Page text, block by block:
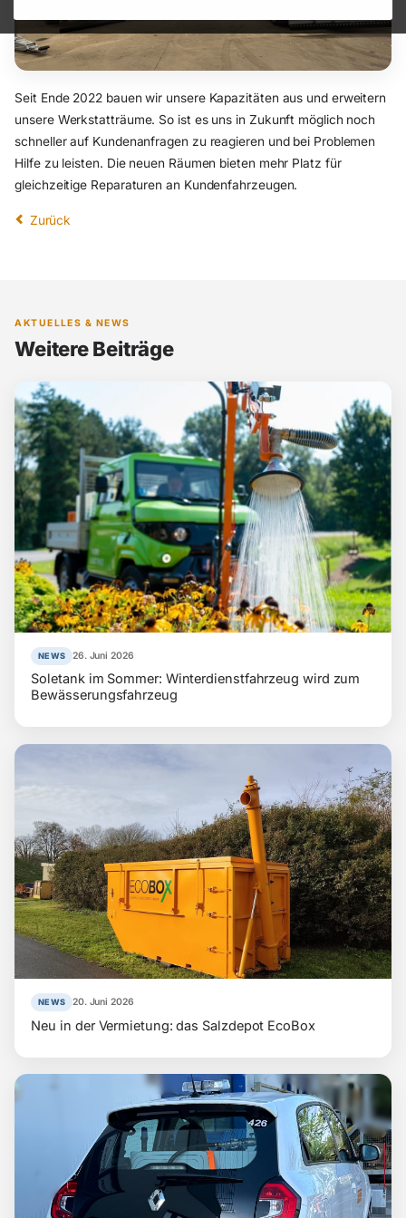
Seit Ende 2022 bauen wir unsere Kapazitäten aus und erweitern
unsere Werkstatträume. So ist es uns in Zukunft möglich noch
schneller auf Kundenanfragen zu reagieren und bei Problemen
Hilfe zu leisten. Die neuen Räumen bieten mehr Platz für
gleichzeitige Reparaturen an Kundenfahrzeugen.
Zurück
AKTUELLES & NEWS
Weitere Beiträge
NEWS 26. Juni 2026
Soletank im Sommer: Winterdienstfahrzeug wird zum
Bewässerungsfahrzeug
NEWS 20. Juni 2026
Neu in der Vermietung: das Salzdepot EcoBox